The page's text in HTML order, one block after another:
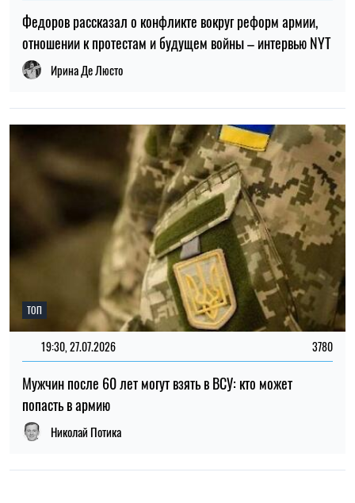
ТОП
19:30, 27.07.2026
Мужчин после 60 лет могут взять в ВСУ: кто может
попасть в армию
Николай Потика
НОВОСТИ О ВОЙНЕ